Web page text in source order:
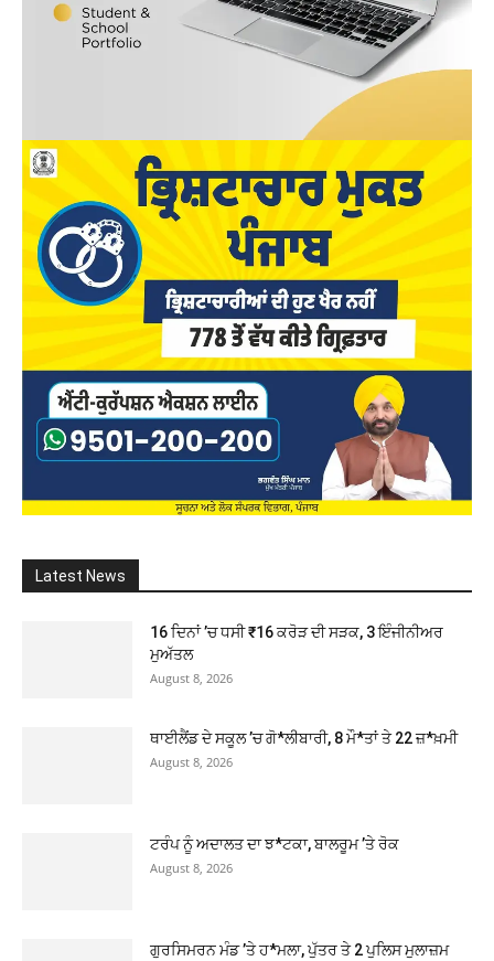
Latest News
16 ਦਿਨਾਂ ’ਚ ਧਸੀ ₹16 ਕਰੋੜ ਦੀ ਸੜਕ, 3 ਇੰਜੀਨੀਅਰ
ਮੁਅੱਤਲ
August 8, 2026
ਥਾਈਲੈਂਡ ਦੇ ਸਕੂਲ ’ਚ ਗੋ*ਲੀਬਾਰੀ, 8 ਮੌ*ਤਾਂ ਤੇ 22 ਜ਼*ਖ਼ਮੀ
August 8, 2026
ਟਰੰਪ ਨੂੰ ਅਦਾਲਤ ਦਾ ਝ*ਟਕਾ, ਬਾਲਰੂਮ ’ਤੇ ਰੋਕ
August 8, 2026
ਗੁਰਸਿਮਰਨ ਮੰਡ ’ਤੇ ਹ*ਮਲਾ, ਪੁੱਤਰ ਤੇ 2 ਪੁਲਿਸ ਮੁਲਾਜ਼ਮ